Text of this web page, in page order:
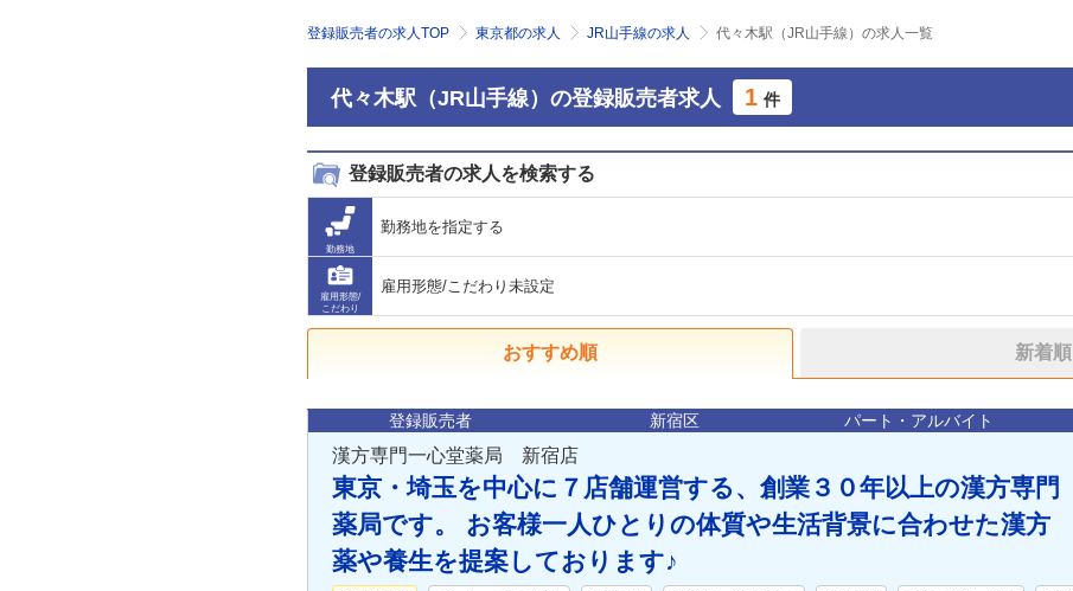
登録販売者の求人TOP 東京都の求人 JR山手線の求人 代々木駅（JR山手線）の求人一覧
代々木駅（JR山手線）の登録販売者求人 1 件
登録販売者の求人を検索する
勤務地
勤務地を指定する
雇用形態/
こだわり
雇用形態/こだわり未設定
おすすめ順 新着順
登録販売者 新宿区 パート・アルバイト
漢方専門一心堂薬局 新宿店
東京・埼玉を中心に７店舗運営する、創業３０年以上の漢方専門
薬局です。 お客様一人ひとりの体質や生活背景に合わせた漢方
薬や養生を提案しております♪